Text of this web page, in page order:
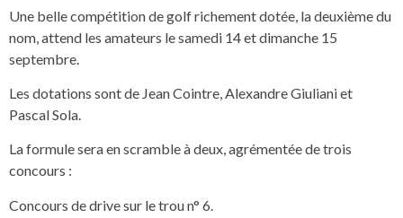
Une belle compétition de golf richement dotée, la deuxième du
nom, attend les amateurs le samedi 14 et dimanche 15
septembre.
Les dotations sont de Jean Cointre, Alexandre Giuliani et
Pascal Sola.
La formule sera en scramble à deux, agrémentée de trois
concours :
Concours de drive sur le trou n° 6.